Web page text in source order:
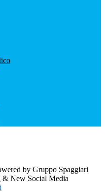
by Gruppo Spaggiari
& New Social Media